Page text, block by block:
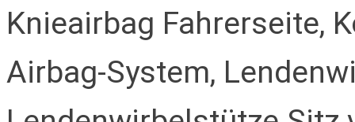
Knieairbag Fahrerseite,
Airbag-System,